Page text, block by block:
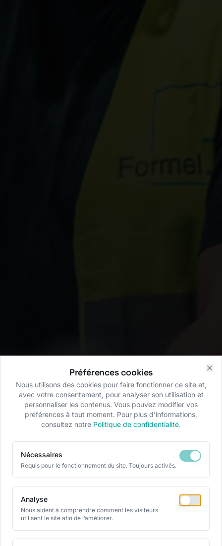
Préférences cookies
Nous utilisons des cookies pour faire fonctionner ce site et,
avec votre consentement, pour analyser son utilisation et
personnaliser les contenus. Vous pouvez modifier vos
préférences à tout moment. Pour plus d’informations,
consultez notre Politique de confidentialité.
Nécessaires
Requis pour le fonctionnement du site. Toujours activés.
Analyse
Nous aident à comprendre comment les visiteurs
utilisent le site afin de l’améliorer.